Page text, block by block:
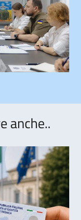
anche..